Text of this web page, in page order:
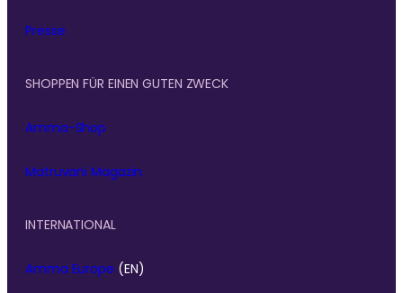
Presse
SHOPPEN FÜR EINEN GUTEN ZWECK
Amma-Shop
Matruvani Magazin
INTERNATIONAL
Amma Europe (EN)